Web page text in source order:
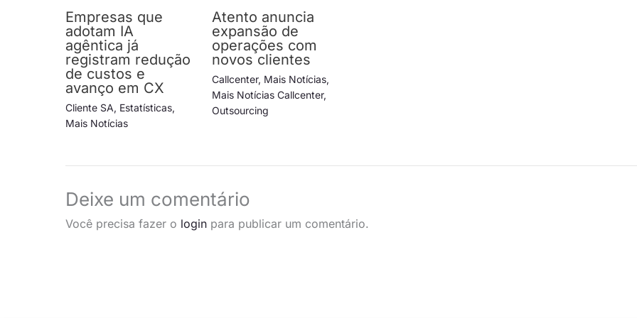
Empresas que
adotam IA
agêntica já
registram redução
de custos e
avanço em CX
Cliente SA, Estatísticas,
Mais Notícias
Atento anuncia
expansão de
operações com
novos clientes
Callcenter, Mais Notícias,
Mais Notícias Callcenter,
Outsourcing
Deixe um comentário
Você precisa fazer o login para publicar um comentário.